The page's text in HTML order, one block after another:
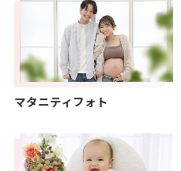
マタニティフォト